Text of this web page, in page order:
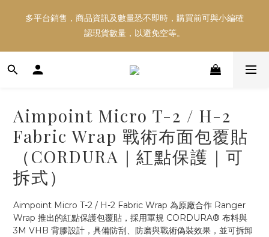
多平台銷售，商品資訊及數量恐不即時，購買前可與小編確
認現貨數量，以避免空等。
多平台銷售，商品資訊及數量恐不即時，購買前可與小編確
認現貨數量，以避免空等。
好東西跟好朋友分享～推薦好友一同享100元購物金！！！
多平台銷售，商品資訊及數量恐不即時，購買前可與小編確
認現貨數量，以避免空等。
Aimpoint Micro T-2 / H-2
Fabric Wrap 戰術布面包覆貼
（CORDURA｜紅點保護｜可
拆式）
Aimpoint Micro T-2 / H-2 Fabric Wrap 為原廠合作 Ranger
Wrap 推出的紅點保護包覆貼，採用軍規 CORDURA® 布料與
3M VHB 背膠設計，具備防刮、防磨與戰術偽裝效果，並可拆卸